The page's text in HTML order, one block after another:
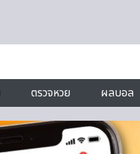
ตรวจหวย ผลบอล